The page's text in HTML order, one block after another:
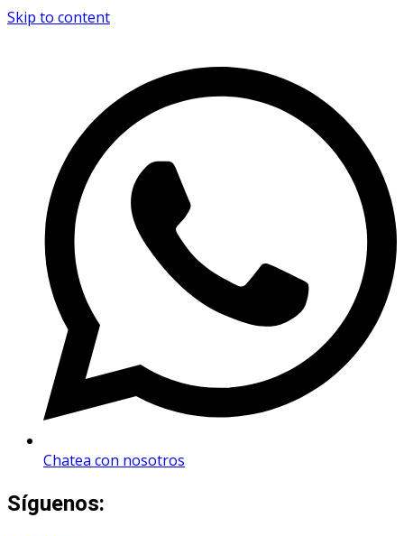
Skip to content
Chatea con nosotros
Síguenos: